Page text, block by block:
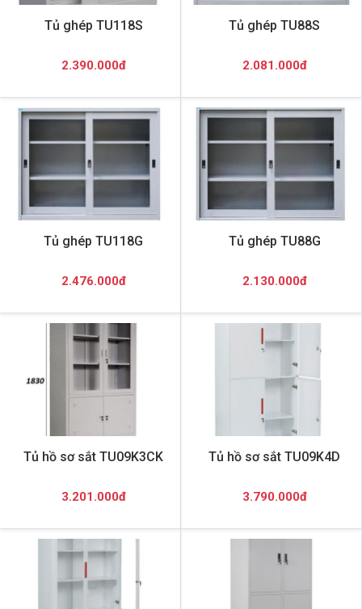
Tủ ghép TU118S
2.390.000đ
Tủ ghép TU88S
2.081.000đ
Tủ ghép TU118G
2.476.000đ
Tủ ghép TU88G
2.130.000đ
Tủ hồ sơ sắt TU09K3CK
3.201.000đ
Tủ hồ sơ sắt TU09K4D
3.790.000đ